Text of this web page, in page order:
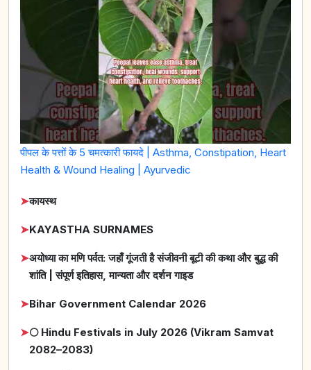
पीपल के पत्तों के 5 चमत्कारी फायदे | Asthma, Constipation, Heart
Health & Wound Healing | Ayurvedic
➤कायस्थ
➤KAYASTHA SURNAMES
➤अयोध्या का मणि पर्वत: जहाँ गूंजती है संजीवनी बूटी की कथा और बुद्ध की
शांति | संपूर्ण इतिहास, मान्यता और दर्शन गाइड
➤Bihar Government Calendar 2026
➤🌕 Hindu Festivals in July 2026 (Vikram Samvat
2082–2083)